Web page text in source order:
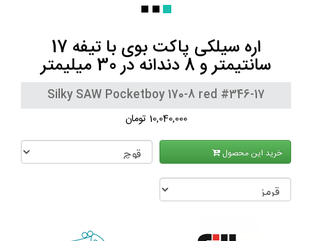
اره سیلکی پاکت بوی با تیفه 17
سانتیمتر و 8 دندانه در 30 میلیمتر
Silky SAW Pocketboy 170-8 red #346-17
10,040,000 تومان
خرید این محصول